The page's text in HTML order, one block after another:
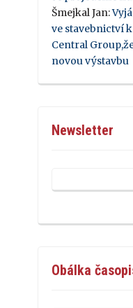
Šmejkal Jan:
ve stavebnictví
Central
novou výstavbu
Newsletter
Obálka